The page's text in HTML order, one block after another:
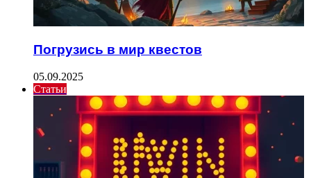
Погрузись в мир квестов
05.09.2025
Статьи